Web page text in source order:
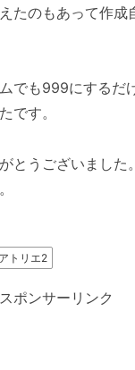
たのもあって作成
でも999にするだ
です。
とうございました
トリエ2
スポンサーリンク